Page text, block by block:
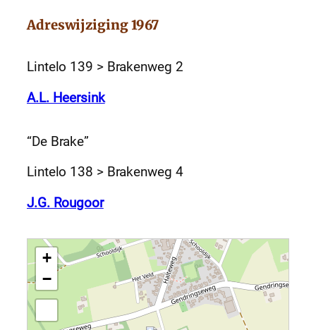
Adreswijziging 1967
Lintelo 139 > Brakenweg 2
A.L. Heersink
“De Brake”
Lintelo 138 > Brakenweg 4
J.G. Rougoor
+
−